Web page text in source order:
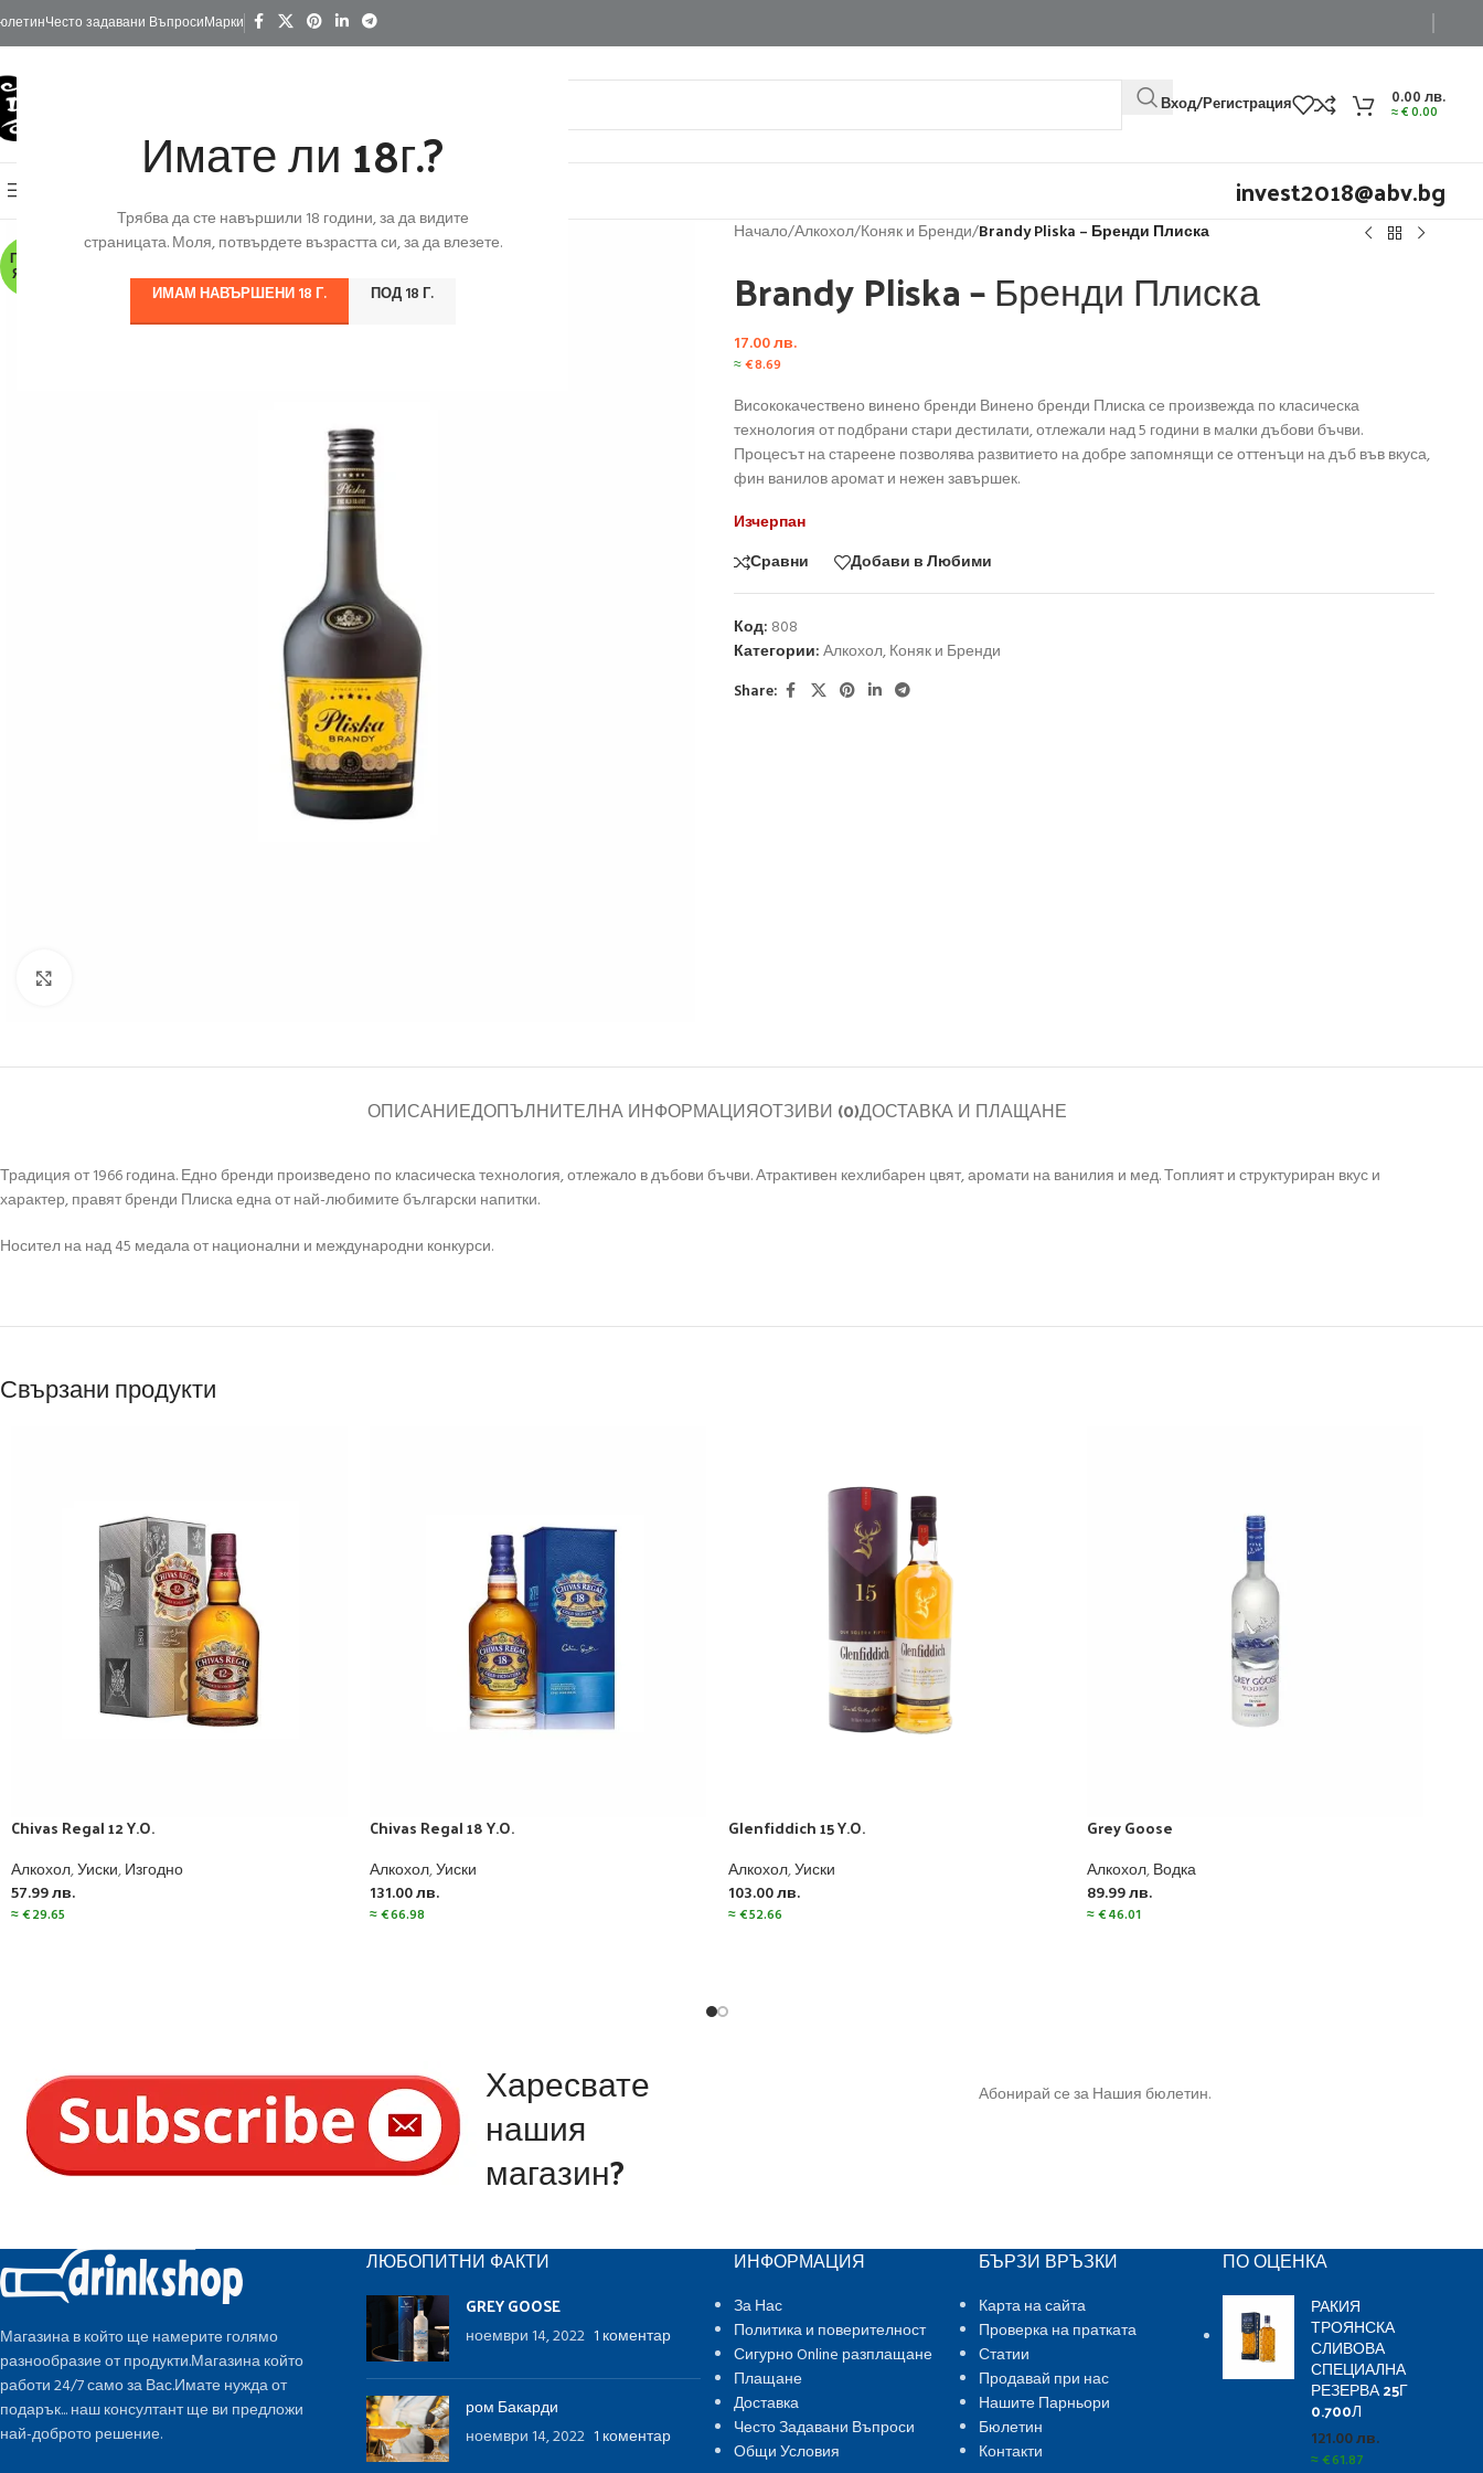
Имате ли 18г.?
Трябва да сте навършили 18 години, за да видите
страницата. Моля, потвърдете възрастта си, за да влезете.
ИМАМ НАВЪРШЕНИ 18 Г. ПОД 18 Г.
Често задавани ВъпросиМарки
Вход/Регистрация 0.00лв.
≈€0.00
invest2018@abv.bg
ПО ЗА
ЯВКА
Начало/Алкохол/Коняк и Бренди/Brandy Pliska – Бренди Плиска
Brandy Pliska – Бренди Плиска
17.00лв.
≈€8.69
Висококачествено винено бренди Винено бренди Плиска се произвежда по класическа
технология от подбрани стари дестилати, отлежали над 5 години в малки дъбови бъчви.
Процесът на стареене позволява развитието на добре запомнящи се оттенъци на дъб във вкуса,
фин ванилов аромат и нежен завършек.
Изчерпан
Сравни
Добави в Любими
Код: 808
Категории:Алкохол,Коняк и Бренди
Share:
ОПИСАНИЕДОПЪЛНИТЕЛНА ИНФОРМАЦИЯОТЗИВИ (0)ДОСТАВКА И ПЛАЩАНЕ
Традиция от 1966 година. Едно бренди произведено по класическа технология, отлежало в дъбови бъчви. Атрактивен кехлибарен цвят, аромати на ванилия и мед. Топлият и структуриран вкус и
характер, правят бренди Плиска една от най-любимите български напитки.
Носител на над 45 медала от национални и международни конкурси.
Свързани продукти
Chivas Regal 12 Y.O.
Алкохол,Уиски,Изгодно
57.99лв.
≈€29.65
Chivas Regal 18 Y.O.
Алкохол,Уиски
131.00лв.
≈€66.98
Glenfiddich 15 Y.O.
Алкохол,Уиски
103.00лв.
≈€52.66
Grey Goose
Алкохол,Водка
89.99лв.
≈€46.01
Харесвате
нашия
магазин?
Абонирай се за Нашия бюлетин.
Магазина в който ще намерите голямо
разнообразие от продукти.Магазина който
работи 24/7 само за Вас.Имате нужда от
подарък... наш консултант ще ви предложи
най-доброто решение.
ЛЮБОПИТНИ ФАКТИ
GREY GOOSE
ноември 14, 2022 1 коментар
ром Бакарди
ноември 14, 2022 1 коментар
ИНФОРМАЦИЯ
За Нас
Политика и поверителност
Сигурно Online разплащане
Плащане
Доставка
Често Задавани Въпроси
Общи Условия
БЪРЗИ ВРЪЗКИ
Карта на сайта
Проверка на пратката
Статии
Продавай при нас
Нашите Парньори
Бюлетин
Контакти
ПО ОЦЕНКА
РАКИЯ
ТРОЯНСКА
СЛИВОВА
СПЕЦИАЛНА
РЕЗЕРВА 25Г
0.700Л
121.00лв.
≈€61.87